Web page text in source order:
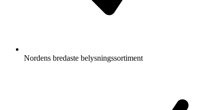
Nordens bredaste belysningssortiment